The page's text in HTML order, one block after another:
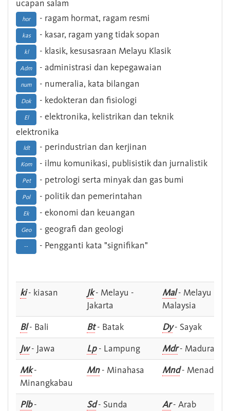
ucapan salam
hor - ragam hormat, ragam resmi
kas - kasar, ragam yang tidak sopan
kl - klasik, kesusasraan Melayu Klasik
Adm - administrasi dan kepegawaian
num - numeralia, kata bilangan
Dok - kedokteran dan fisiologi
El
- elektronika, kelistrikan dan teknik
elektronika
Idt - perindustrian dan kerjinan
Kom - ilmu komunikasi, publisistik dan jurnalistik
Pet - petrologi serta minyak dan gas bumi
Pol - politik dan pemerintahan
Ek - ekonomi dan keuangan
Geo - geografi dan geologi
-- - Pengganti kata "signifikan"
ki- kiasan Jk- Melayu -
Jakarta
Mal- Melayu -
Malaysia
Bl- Bali Bt- Batak Dy- Sayak
Jw- Jawa Lp- Lampung Mdr- Madura
Mk-
Minangkabau
Mn- Minahasa Mnd- Menado
Plb-
Sd- Sunda Ar- Arab